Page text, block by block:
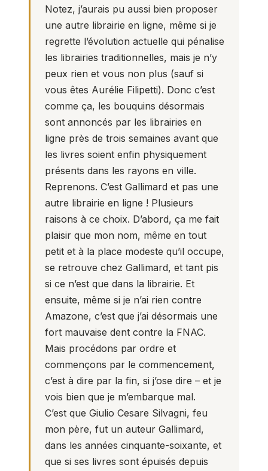
Notez, j’aurais pu aussi bien proposer
une autre librairie en ligne, même si je
regrette l’évolution actuelle qui pénalise
les librairies traditionnelles, mais je n’y
peux rien et vous non plus (sauf si
vous êtes Aurélie Filipetti). Donc c’est
comme ça, les bouquins désormais
sont annoncés par les librairies en
ligne près de trois semaines avant que
les livres soient enfin physiquement
présents dans les rayons en ville.
Reprenons. C’est Gallimard et pas une
autre librairie en ligne ! Plusieurs
raisons à ce choix. D’abord, ça me fait
plaisir que mon nom, même en tout
petit et à la place modeste qu’il occupe,
se retrouve chez Gallimard, et tant pis
si ce n’est que dans la librairie. Et
ensuite, même si je n’ai rien contre
Amazone, c’est que j’ai désormais une
fort mauvaise dent contre la FNAC.
Mais procédons par ordre et
commençons par le commencement,
c’est à dire par la fin, si j’ose dire – et je
vois bien que je m’embarque mal.
C’est que Giulio Cesare Silvagni, feu
mon père, fut un auteur Gallimard,
dans les années cinquante-soixante, et
que si ses livres sont épuisés depuis